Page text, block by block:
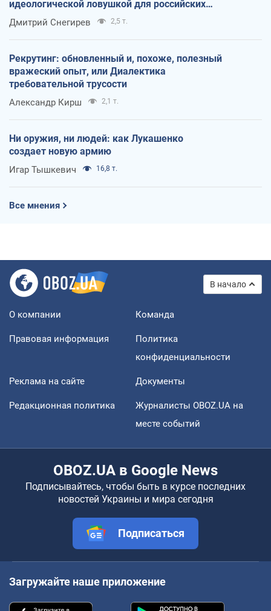
идеологической ловушкой для российских
оккупантов
Дмитрий Снегирев 2,5 т.
Рекрутинг: обновленный и, похоже, полезный
вражеский опыт, или Диалектика
требовательной трусости
Александр Кирш 2,1 т.
Ни оружия, ни людей: как Лукашенко
создает новую армию
Игар Тышкевич 16,8 т.
Все мнения
В начало
О компании Команда
Правовая информация
Политика
конфиденциальности
Реклама на сайте Документы
Редакционная политика
Журналисты OBOZ.UA на
месте событий
OBOZ.UA в Google News
Подписывайтесь, чтобы быть в курсе последних
новостей Украины и мира сегодня
Подписаться
Загружайте наше приложение